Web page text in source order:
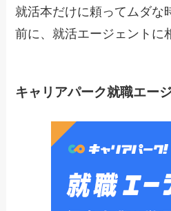
就活本だけに頼ってムダな
前に、就活エージェントに
キャリアパーク就職エー